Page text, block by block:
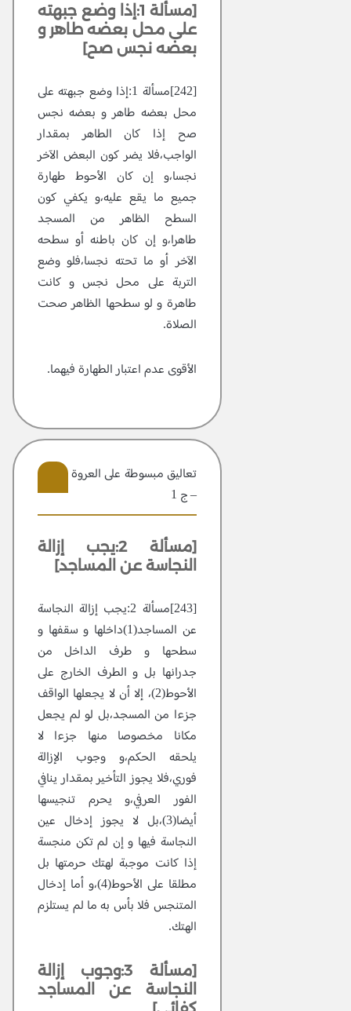
[مسألة 1:إذا وضع جبهته
على محل بعضه طاهر و
بعضه نجس صح]
[242]مسألة 1:إذا وضع جبهته على
محل بعضه طاهر و بعضه نجس
صح إذا كان الطاهر بمقدار
الواجب،فلا يضر كون البعض الآخر
نجسا،و إن كان الأحوط طهارة
جميع ما يقع عليه،و يكفي كون
السطح الظاهر من المسجد
طاهرا،و إن كان باطنه أو سطحه
الآخر أو ما تحته نجسا،فلو وضع
التربة على محل نجس و كانت
طاهرة و لو سطحها الظاهر صحت
الصلاة.
الأقوى عدم اعتبار الطهارة فيهما.
تعاليق مبسوطة علی العروة الوثقی
– ج 1
[مسألة 2:يجب إزالة
النجاسة عن المساجد]
[243]مسألة 2:يجب إزالة النجاسة
عن المساجد(1)داخلها و سقفها و
سطحها و طرف الداخل من
جدرانها بل و الطرف الخارج على
الأحوط(2)، إلا أن لا يجعلها الواقف
جزءا من المسجد،بل لو لم يجعل
مكانا مخصوصا منها جزءا لا
يلحقه الحكم،و وجوب الإزالة
فوري،فلا يجوز التأخير بمقدار ينافي
الفور العرفي،و يحرم تنجيسها
أيضا(3)،بل لا يجوز إدخال عين
النجاسة فيها و إن لم تكن منجسة
إذا كانت موجبة لهتك حرمتها بل
مطلقا على الأحوط(4)،و أما إدخال
المتنجس فلا بأس به ما لم يستلزم
الهتك.
[مسألة 3:وجوب إزالة
النجاسة عن المساجد